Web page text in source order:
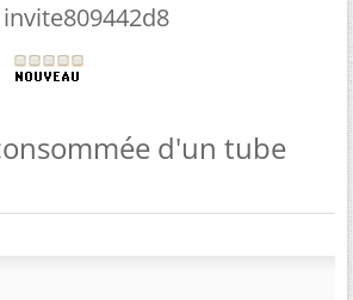
invite809442d8
d'un tube